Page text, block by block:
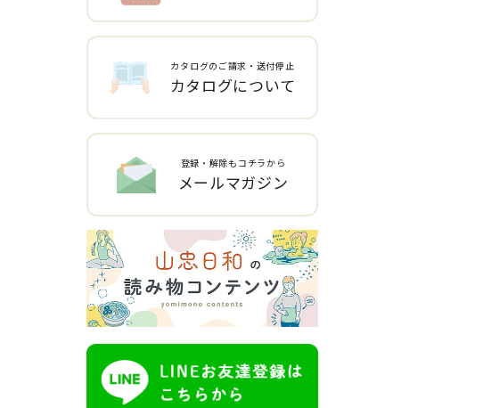
カタログのご請求・送付停止
カタログについて
登録・解除もコチラから
メールマガジン